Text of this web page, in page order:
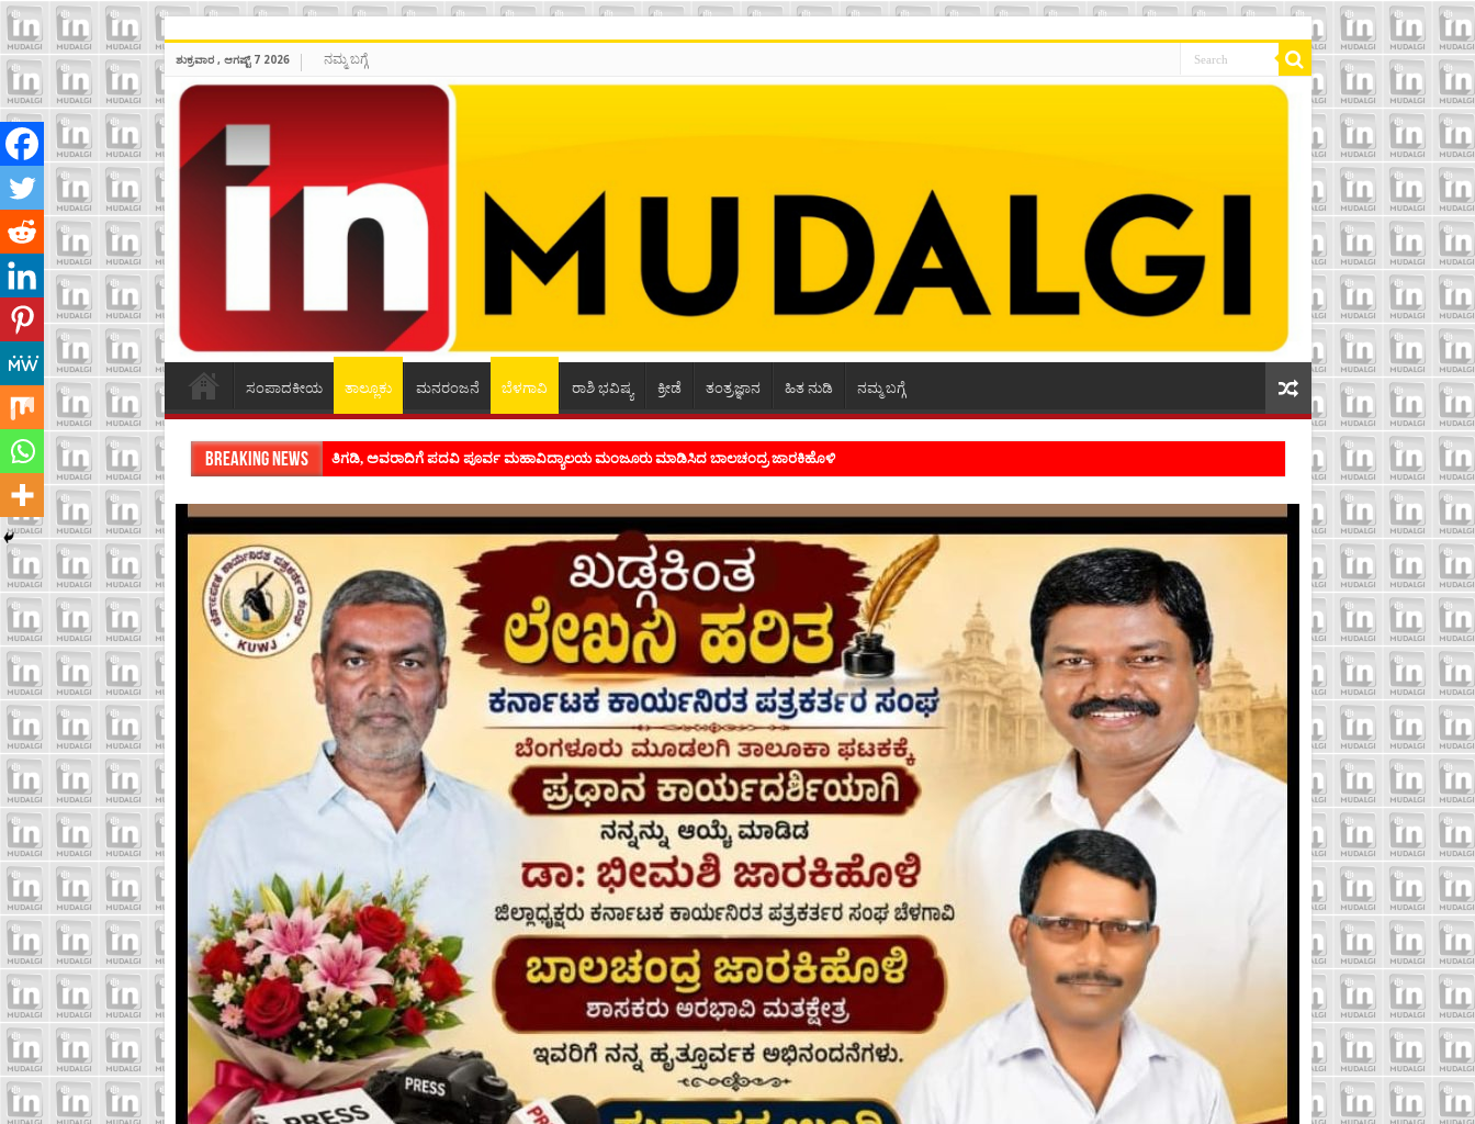
ಶುಕ್ರವಾರ , ಆಗಷ್ಟ್ 7 2026 ನಮ್ಮ ಬಗ್ಗೆ
ಸಂಪಾದಕೀಯ ತಾಲ್ಲೂಕು ಮನರಂಜನೆ ಬೆಳಗಾವಿ ರಾಶಿ ಭವಿಷ್ಯ ಕ್ರೀಡೆ ತಂತ್ರಜ್ಞಾನ ಹಿತ ನುಡಿ ನಮ್ಮ ಬಗ್ಗೆ
Breaking News ಶಿವಾಪುರದಲ್ಲಿ ಕವಿಗೋಷ್ಠಿಯ ಸಂಭ್ರಮ ಭಾವನೆಗಳನ್ನು ಕಟ್ಟಿಕೊಡುವ ಕಲೆಗಾರಿಕೆ ಕವಿಗೆ ಇರಬೇಕು- ಸಾಹಿತಿ ಸಿದ್ರಾಮ್ ದ್ಯಾಗಾನಟ್ಟಿ